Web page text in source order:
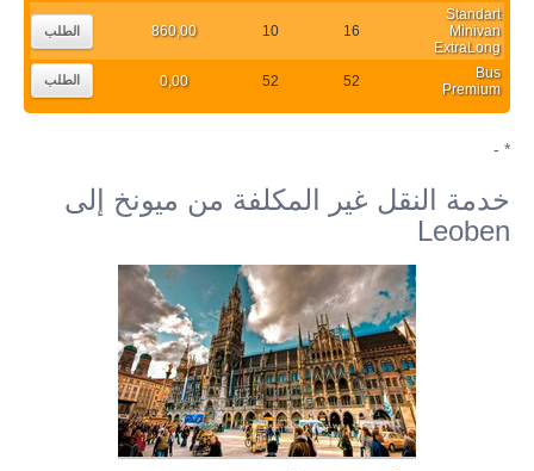
Standart
Minivan
ExtraLong
16
10
860,00 الطلب
Bus
Premium
52
52
0,00 الطلب
* -
خدمة النقل غير المكلفة من ميونخ إلى
Leoben